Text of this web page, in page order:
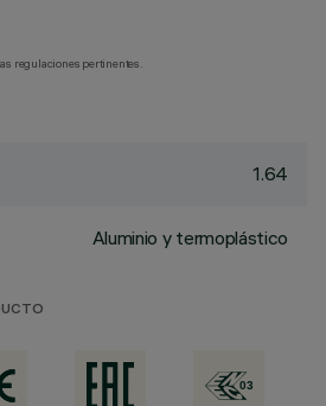
regulaciones pertinentes.
1.64
Aluminio y termoplástico